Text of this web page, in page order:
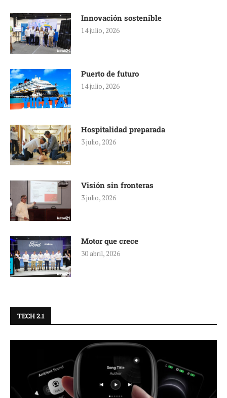
Innovación sostenible
14 julio, 2026
Puerto de futuro
14 julio, 2026
Hospitalidad preparada
3 julio, 2026
Visión sin fronteras
3 julio, 2026
Motor que crece
30 abril, 2026
TECH 2.1